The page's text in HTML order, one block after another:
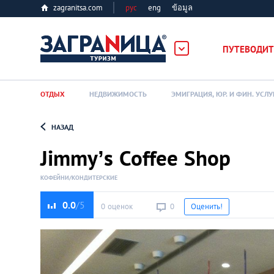
zagranitsa.com рус eng ข้อมูล
Алматы
Loading...
ОТДЫХ НЕДВИЖИМОСТЬ ЭМИГРАЦИЯ, ЮР. И ФИН.
НАЗАД
Jimmy’s Coffee Shop
КОФЕЙНИ/КОНДИТЕРСКИЕ
0.0 0 оценок 0 Оценить!